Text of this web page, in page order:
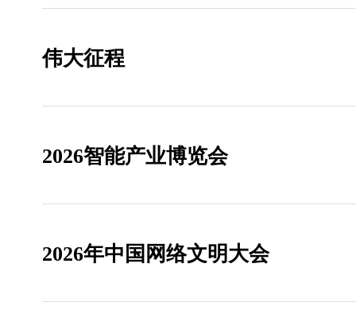
伟大征程
2026智能产业博览会
2026年中国网络文明大会